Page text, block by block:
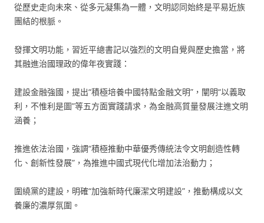
從歷史走向未來、從多元凝集為一體，文明認同始終是平易近族
團結的根脈。
發揮文明功能，習近平總書記以強烈的文明自覺與歷史擔當，將
其融進治國理政的偉年夜實踐：
建設金融強國，提出“積極培養中國特點金融文明”，闡明“以義取
利，不惟利是圖”等五方面實踐請求，為金融高質量發展注進文明
涵養；
推進依法治國，強調“積極推動中華優秀傳統法令文明創造性轉
化、創新性發展”，為推進中國式現代化增加法治動力；
圍繞黨的建設，明確“加強新時代廉潔文明建設”，推動構成以文
養廉的濃厚氛圍。